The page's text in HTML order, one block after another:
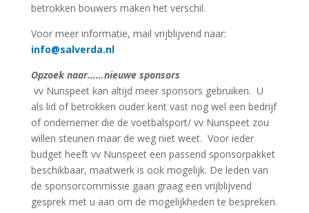
betrokken bouwers maken het verschil.
Voor meer informatie, mail vrijblijvend naar:
info@salverda.nl
Opzoek naar……nieuwe sponsors
vv Nunspeet kan altijd meer sponsors gebruiken. U
als lid of betrokken ouder kent vast nog wel een bedrijf
of ondernemer die de voetbalsport/ vv Nunspeet zou
willen steunen maar de weg niet weet. Voor ieder
budget heeft vv Nunspeet een passend sponsorpakket
beschikbaar, maatwerk is ook mogelijk. De leden van
de sponsorcommissie gaan graag een vrijblijvend
gesprek met u aan om de mogelijkheden te bespreken.